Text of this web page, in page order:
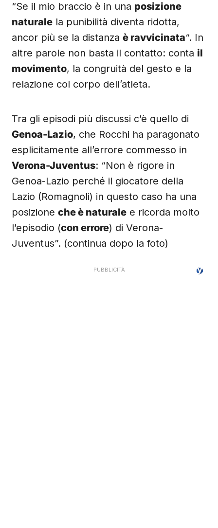
“Se il mio braccio è in una posizione
naturale la punibilità diventa ridotta,
ancor più se la distanza è ravvicinata“. In
altre parole non basta il contatto: conta il
movimento, la congruità del gesto e la
relazione col corpo dell’atleta.
Tra gli episodi più discussi c’è quello di
Genoa-Lazio, che Rocchi ha paragonato
esplicitamente all’errore commesso in
Verona-Juventus: “Non è rigore in
Genoa-Lazio perché il giocatore della
Lazio (Romagnoli) in questo caso ha una
posizione che è naturale e ricorda molto
l’episodio (con errore) di Verona-
Juventus”. (continua dopo la foto)